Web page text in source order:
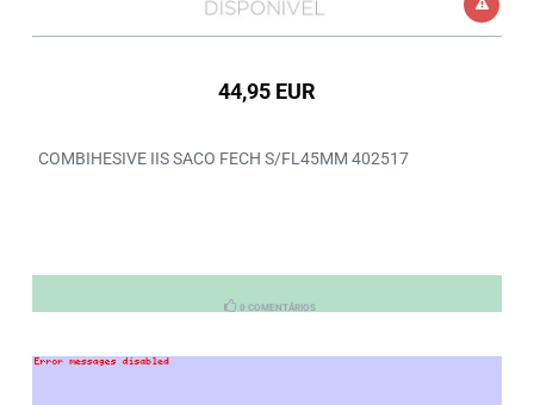
44,95 EUR
COMBIHESIVE IIS SACO FECH S/FL45MM 402517
0 COMENTÁRIOS